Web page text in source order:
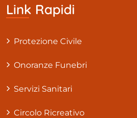
Link Rapidi
Protezione Civile
Onoranze Funebri
Servizi Sanitari
Circolo Ricreativo